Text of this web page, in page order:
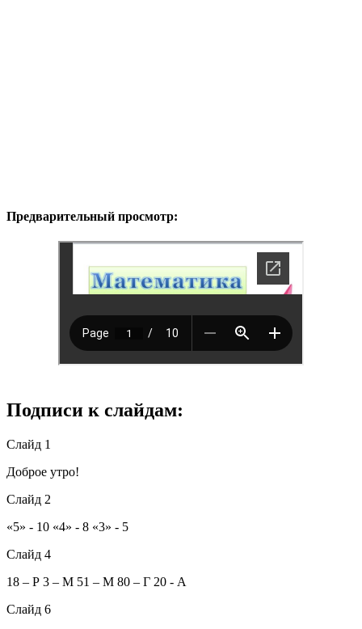
Предварительный просмотр:
Подписи к слайдам:
Слайд 1
Доброе утро!
Слайд 2
«5» - 10 «4» - 8 «3» - 5
Слайд 4
18 – Р 3 – М 51 – М 80 – Г 20 - А
Слайд 6